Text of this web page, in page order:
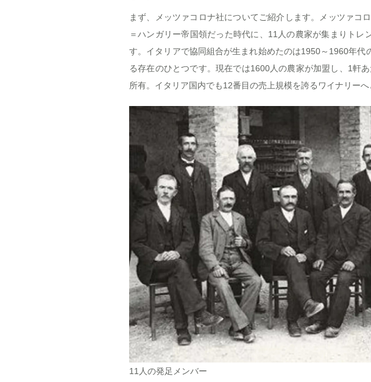
まず、メッツァコロナ社についてご紹介します。メッツァコ
＝ハンガリー帝国領だった時代に、11人の農家が集まりトレ
す。イタリアで協同組合が生まれ始めたのは1950～1960年代
る存在のひとつです。現在では1600人の農家が加盟し、1軒
所有。イタリア国内でも12番目の売上規模を誇るワイナリーへ
11人の発足メンバー